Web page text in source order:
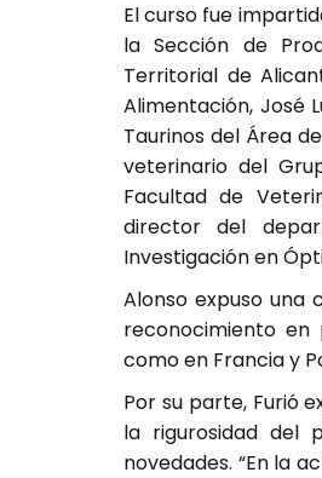
El curso fue
la Sección de
Territorial de
Alimentación, José
Taurinos del Área
veterinario del
Facultad de
director del
Investigación en
Alonso expuso una
reconocimiento en
como en Francia y
Por su parte, Furió
la rigurosidad del
novedades. “En la